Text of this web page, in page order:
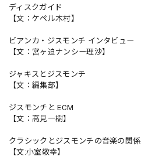
ディスクガイド
【文：ケペル木村】
ビアンカ・ジスモンチ インタビュー
【文：宮ヶ迫ナンシー理沙】
ジャキスとジスモンチ
【文：編集部】
ジスモンチと ECM
【文：高見一樹】
クラシックとジスモンチの音楽の関係
【文:小室敬幸】